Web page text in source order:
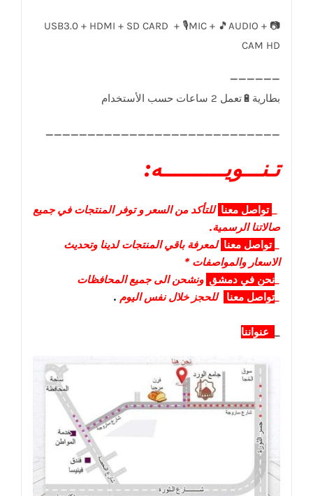
USB3.0 + HDMI + SD CARD + 🎙️MIC + 🎵AUDIO + 📷
CAM HD
____________________________
تـنـــويــــــــــه:
تواصل معنا للتأكد من السعر و توفر المنتجات في جميع
صالاتنا الرسمية.
تواصل معنا لمعرفة باقي المنتجات لدينا وتحديث
الاسعار والمواصفات *
نحن في دمشق ونشحن الى جميع المحافظات
تواصل معنا للحجز خلال نفس اليوم .
عنواننا